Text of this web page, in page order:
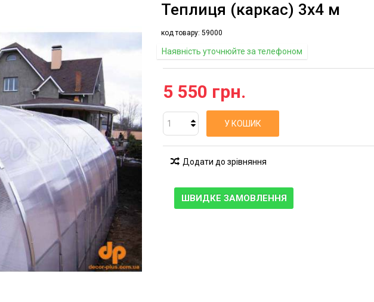
Теплиця (каркас) 3х4 м
код товару: 59000
Наявність уточнюйте за телефоном
5 550 грн.
У КОШИК
Додати до зрівняння
ШВИДКЕ ЗАМОВЛЕННЯ